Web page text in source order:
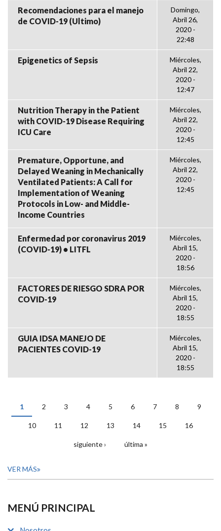
Recomendaciones para el manejo
de COVID-19 (Ultimo)
Domingo,
Abril 26,
2020 -
22:48
Epigenetics of Sepsis
Miércoles,
Abril 22,
2020 -
12:47
Nutrition Therapy in the Patient
with COVID-19 Disease Requiring
ICU Care
Miércoles,
Abril 22,
2020 -
12:45
Premature, Opportune, and
Delayed Weaning in Mechanically
Ventilated Patients: A Call for
Implementation of Weaning
Protocols in Low- and Middle-
Income Countries
Miércoles,
Abril 22,
2020 -
12:45
Enfermedad por coronavirus 2019
(COVID-19) • LITFL
Miércoles,
Abril 15,
2020 -
18:56
FACTORES DE RIESGO SDRA POR
COVID-19
Miércoles,
Abril 15,
2020 -
18:55
GUIA IDSA MANEJO DE
PACIENTES COVID-19
Miércoles,
Abril 15,
2020 -
18:55
PÁGINAS
1 2 3 4 5 6 7 8 9
10 11 12 13 14 15 16
siguiente › última »
VER MÁS
MENÚ PRINCIPAL